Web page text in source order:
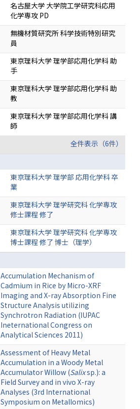
名古屋大学 大学院工学研究科応用
化学専攻 PD
無機材質研究所 科学技術特別研究
員
東京理科大学 理学部応用化学科 助
手
東京理科大学 理学部応用化学科 助
教
東京理科大学 理学部応用化学科 講
師
全件表示（6件）
東京理科大学 理学部 応用化学科 卒
業
東京理科大学 理学研究科 化学専攻
修士課程 修了
東京理科大学 理学研究科 化学専攻
博士課程 修了 博士（理学）
Accumulation Mechanism of
Cadmium in Rice by Micro-XRF
Imaging and X-ray Absorption Fine
Structure Analysis utilizing
Synchrotron Radiation (IUPAC
Ineternational Congress on
Analytical Sciences 2011)
Assessment of Heavy Metal
Accumulation in a Woody Metal
Accumulator Willow (Salixsp.): a
Field Survey and in vivo X-ray
Analyses (3rd International
Symposium on Metallomics)